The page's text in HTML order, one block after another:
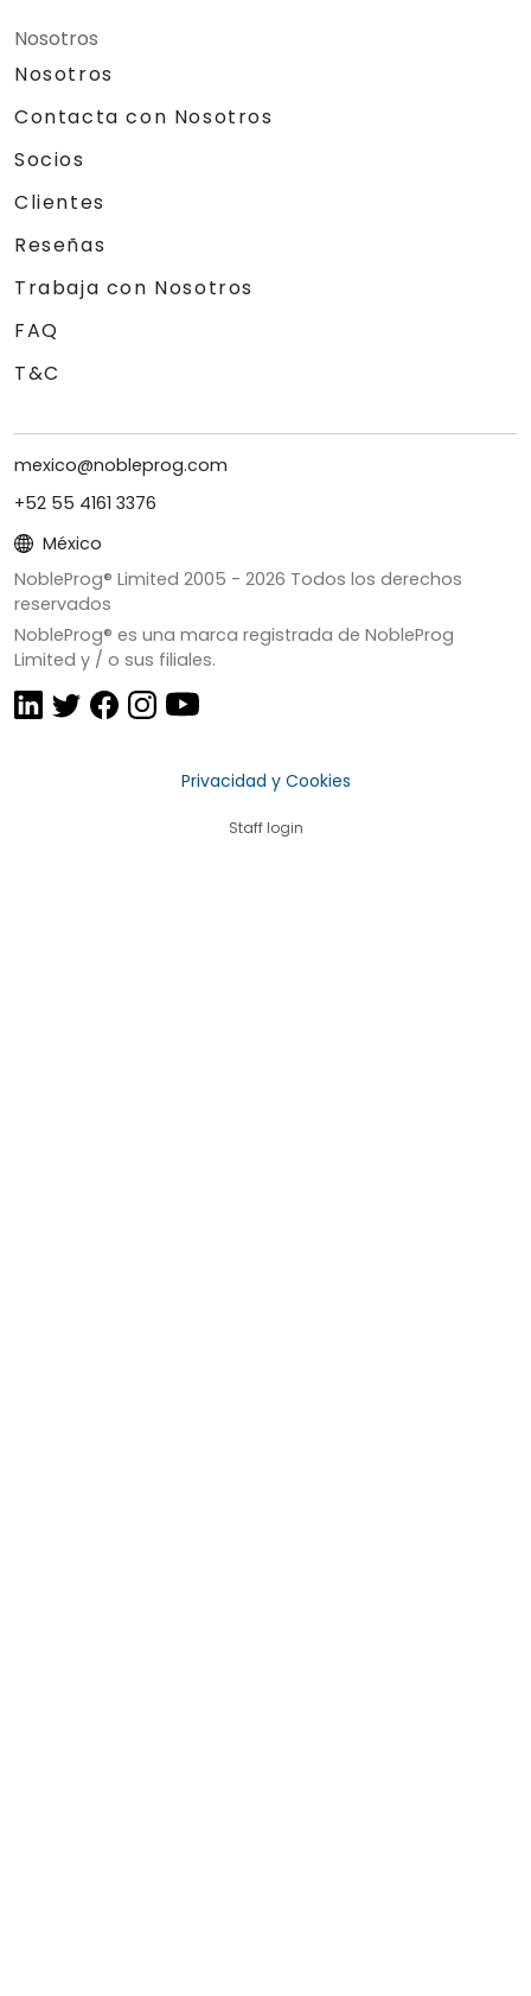
Nosotros
Nosotros
Contacta con Nosotros
Socios
Clientes
Reseñas
Trabaja con Nosotros
FAQ
T&C
mexico@nobleprog.com
+52 55 4161 3376
México
NobleProg® Limited 2005 - 2026 Todos los derechos
reservados
NobleProg® es una marca registrada de NobleProg
Limited y / o sus filiales.
Privacidad y Cookies
Staff login